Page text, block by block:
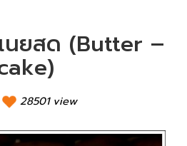
นยสด (Butter –
28501 view